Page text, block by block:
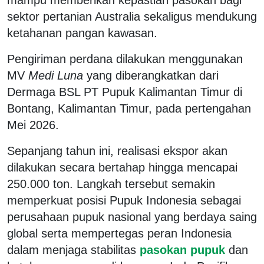
sektor pertanian Australia sekaligus mendukung
ketahanan pangan kawasan.
Pengiriman perdana dilakukan menggunakan
MV Medi Luna yang diberangkatkan dari
Dermaga BSL PT Pupuk Kalimantan Timur di
Bontang, Kalimantan Timur, pada pertengahan
Mei 2026.
Sepanjang tahun ini, realisasi ekspor akan
dilakukan secara bertahap hingga mencapai
250.000 ton. Langkah tersebut semakin
memperkuat posisi Pupuk Indonesia sebagai
perusahaan pupuk nasional yang berdaya saing
global serta mempertegas peran Indonesia
dalam menjaga stabilitas pasokan pupuk dan